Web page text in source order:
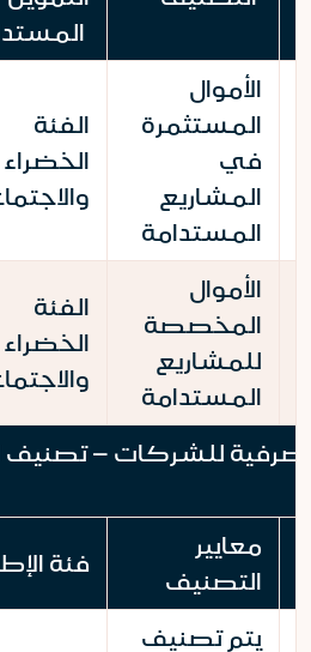
الفئة
الخضراء
الأموال
المستثمرة
في
المشاريع
المستدامة
الفئة
الخضراء
الأموال
المخصصة
للمشاريع
المستدامة
للشركات – تصنيف
فئة
معايير
التصنيف
يتم تصنيف